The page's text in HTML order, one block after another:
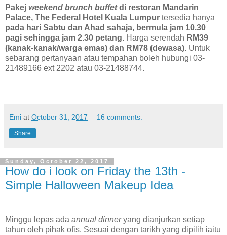
Pakej weekend brunch buffetdi restoran Mandarin
Palace, The Federal Hotel Kuala Lumpur tersedia hanya
pada hari Sabtu dan Ahad sahaja, bermula jam 10.30
pagi sehingga jam 2.30 petang. Harga serendah RM39
(kanak-kanak/warga emas) dan RM78 (dewasa). Untuk
sebarang pertanyaan atau tempahan boleh hubungi 03-
21489166 ext 2202 atau 03-21488744.
Emi at October 31, 2017 16 comments:
Share
Sunday, October 22, 2017
How do i look on Friday the 13th -
Simple Halloween Makeup Idea
Minggu lepas ada annual dinneryang dianjurkan setiap
tahun oleh pihak ofis. Sesuai dengan tarikh yang dipilih iaitu